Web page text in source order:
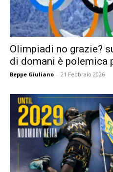
Olimpiadi no grazie?
di domani è polemica
Beppe Giuliano - 21 Febbraio 2026